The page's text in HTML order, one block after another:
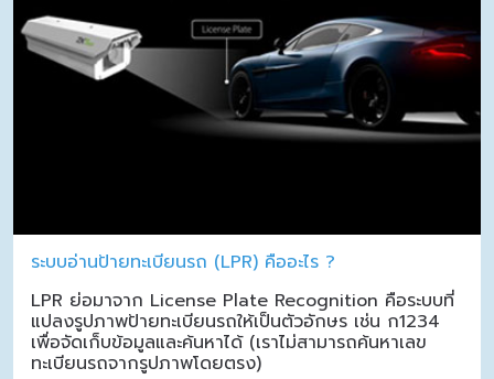
ระบบอ่านป้ายทะเบียนรถ (LPR) คืออะไร ?
LPR ย่อมาจาก License Plate Recognition คือระบบที่
แปลงรูปภาพป้ายทะเบียนรถให้เป็นตัวอักษร เช่น ก1234
เพื่อจัดเก็บข้อมูลและค้นหาได้ (เราไม่สามารถค้นหาเลข
ทะเบียนรถจากรูปภาพโดยตรง)